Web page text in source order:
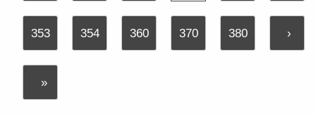
353 354 360 370 380 ›
»